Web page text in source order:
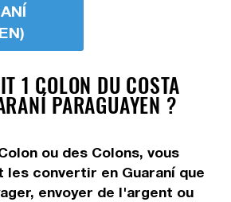
1 COLON DU COSTA
PARAGUAYEN ?
ou des Colons, vous
les convertir en Guaraní que
envoyer de l'argent ou